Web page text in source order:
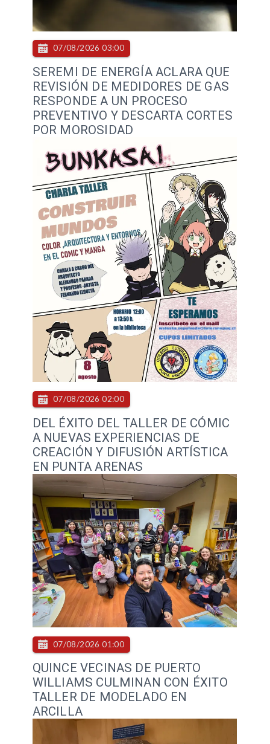
SEREMI DE ENERGÍA ACLARA QUE
REVISIÓN DE MEDIDORES DE GAS
RESPONDE A UN PROCESO
PREVENTIVO Y DESCARTA CORTES
POR MOROSIDAD
07/08/2026 03:00
DEL ÉXITO DEL TALLER DE CÓMIC
A NUEVAS EXPERIENCIAS DE
CREACIÓN Y DIFUSIÓN ARTÍSTICA
EN PUNTA ARENAS
07/08/2026 02:00
QUINCE VECINAS DE PUERTO
WILLIAMS CULMINAN CON ÉXITO
TALLER DE MODELADO EN
ARCILLA
07/08/2026 01:00